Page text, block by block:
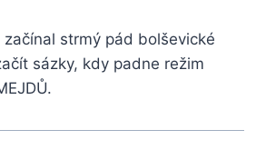
strmý pád bolševické
sázky, kdy padne režim